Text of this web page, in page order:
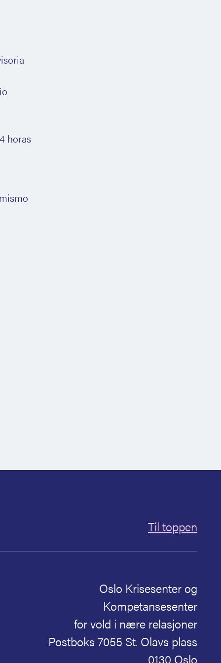
horas
Til toppen
Oslo Krisesenter og
Kompetansesenter
for vold i nære relasjoner
Postboks 7055 St. Olavs plass
0130 Oslo